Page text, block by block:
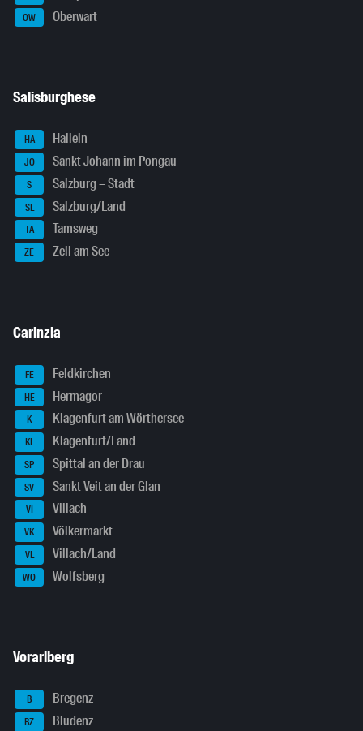
OW Oberwart
Salisburghese
HA Hallein
JO Sankt Johann im Pongau
S Salzburg – Stadt
SL Salzburg/Land
TA Tamsweg
ZE Zell am See
Carinzia
FE Feldkirchen
HE Hermagor
K Klagenfurt am Wörthersee
KL Klagenfurt/Land
SP Spittal an der Drau
SV Sankt Veit an der Glan
VI Villach
VK Völkermarkt
VL Villach/Land
WO Wolfsberg
Vorarlberg
B Bregenz
BZ Bludenz